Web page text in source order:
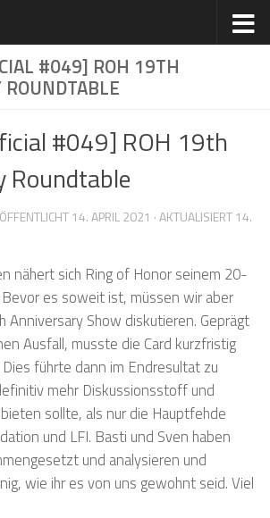
#049] ROH 19TH
#049] ROH 19th
Roundtable
14. APRIL 2021 · AKTUALISIERT14.
nähert sich Ring of Honor seinem 20-
es soweit ist, müssen wir aber
Anniversary Show diskutieren. Geprägt
Ausfall, musste die Card kurzfristig
führte dann im Endresultat zu
mehr Diskussionsstoff und
sollte, als nur die Hauptfehde
und LFI. Basti und Sven haben
und analysieren und
wie ihr es von uns gewohnt seid. Viel